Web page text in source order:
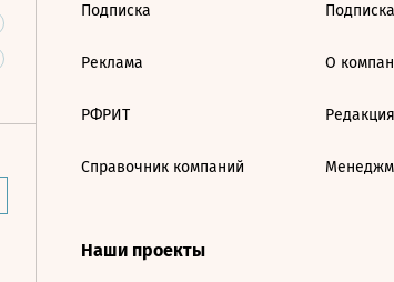
Подписка
Реклама
РФРИТ
Справочник компаний
О
Редакция
Наши проекты